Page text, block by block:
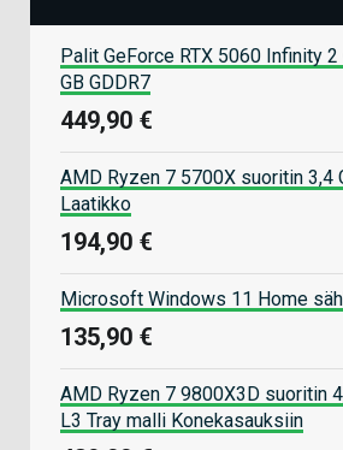
Palit GeForce RTX 5060 Infinity 2
GB GDDR7
449,90 €
AMD Ryzen 7 5700X suoritin 3,4
Laatikko
194,90 €
Microsoft Windows 11 Home
135,90 €
AMD Ryzen 7 9800X3D suoritin
L3 Tray malli Konekasauksiin